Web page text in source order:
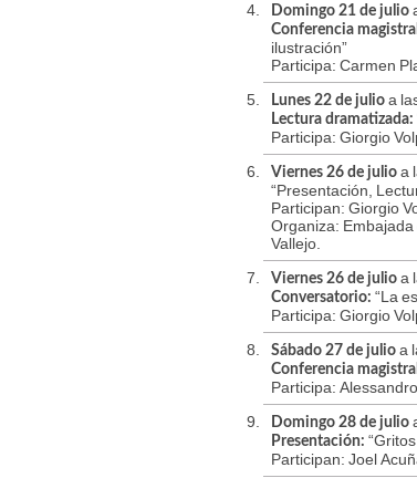
Domingo 21 de julio
Conferencia
ilustración”
Participa: Carmen
Lunes 22 de julio a
Lectura dramatizada:
Participa: Giorgio
Viernes 26 de julio a
“Presentación,
Participan: Giorgio
Organiza:
Vallejo.
Viernes 26 de julio a
Conversatorio: “La
Participa: Giorgio
Sábado 27 de julio a
Conferencia
Participa:
Domingo 28 de julio
Presentación:
Participan: Joel